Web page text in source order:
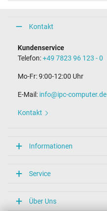
Kontakt
Kundenservice
Telefon:+49 7823 96 123 - 0
Mo-Fr: 9:00-12:00 Uhr
E-Mail: info@ipc-computer.de
Kontakt
Informationen
Service
Über Uns